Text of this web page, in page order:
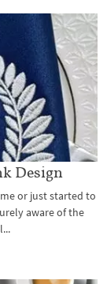
Design
or just started to
aware of the